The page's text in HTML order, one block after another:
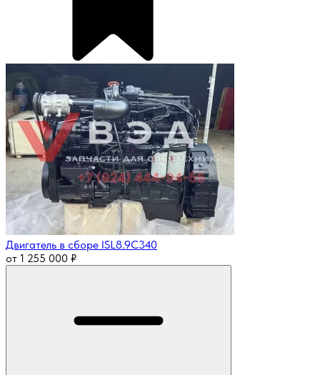
Двигатель в сборе ISL8.9C340
от 1 255 000 ₽